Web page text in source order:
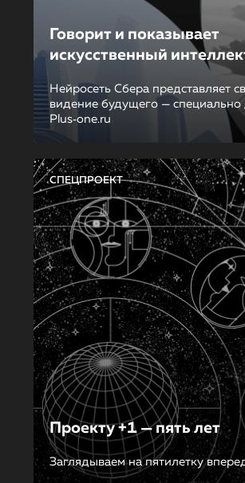
Говорит и показывает
искусственный
Нейросеть Сбера представляет
видение будущего — специально
Plus‑one.ru
СПЕЦПРОЕКТ
Проекту +1 — пять лет
Заглядываем на пятилетку